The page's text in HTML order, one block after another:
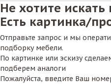
Не хотите искать
Есть картинка/
Отправьте запрос и мы
подборку мебели.
По картинке или эскизу
подберем аналоги
Пожалуйста, введите Ваш